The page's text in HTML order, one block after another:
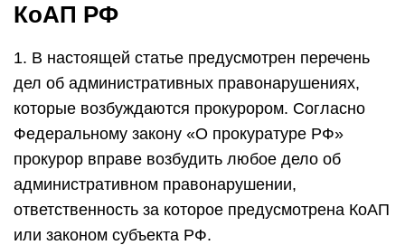
КоАП РФ
1. В настоящей статье предусмотрен перечень
дел об административных правонарушениях,
которые возбуждаются прокурором. Согласно
Федеральному закону «О прокуратуре РФ»
прокурор вправе возбудить любое дело об
административном правонарушении,
ответственность за которое предусмотрена КоАП
или законом субъекта РФ.